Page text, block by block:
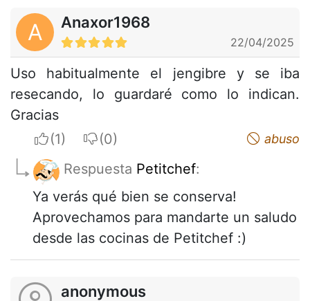
A Anaxor1968
22/04/2025
Uso habitualmente el jengibre y se iba
resecando, lo guardaré como lo indican.
Gracias
I apreciateI do not appreciate abuso
Respuesta Petitchef:
Ya verás qué bien se conserva!
Aprovechamos para mandarte un saludo
desde las cocinas de Petitchef :)
anonymous